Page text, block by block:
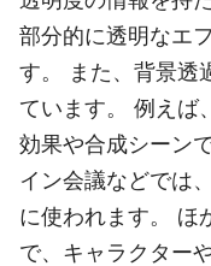
部分的に透明なエ
す。 また、背景透
ています。 例えば
効果や合成シーン
イン会議などでは
に使われます。 ほ
で、キャラクター